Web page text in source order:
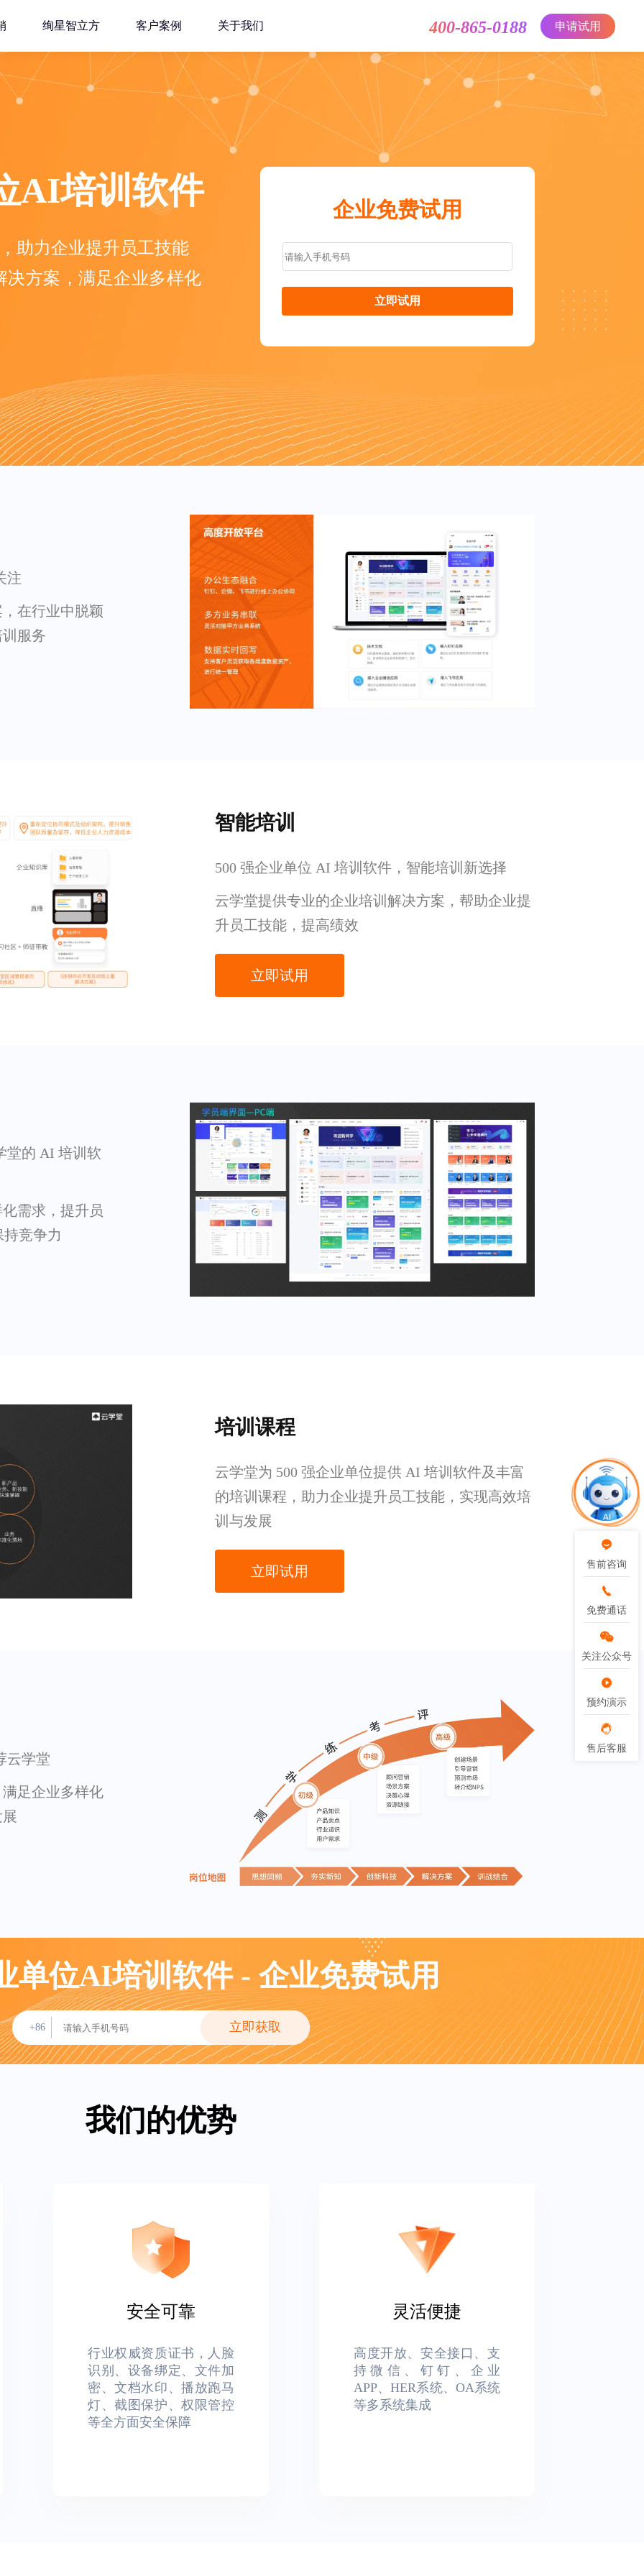
绚星智立方 客户案例 关于我们 400-865-0188 申请试用
售前咨询
免费通话
关注公众号
预约演示
售后客服
AI培训软件
助力企业提升员工技能
方案，满足企业多样化
企业免费试用
立即试用
注
在行业中脱颖
服务
智能培训
500 强企业单位 AI 培训软件，智能培训新选择
云学堂提供专业的企业培训解决方案，帮助企业提
升员工技能，提高绩效
立即试用
堂的 AI 培训软
需求，提升员
竞争力
培训课程
云学堂为 500 强企业单位提供 AI 培训软件及丰富
的培训课程，助力企业提升员工技能，实现高效培
训与发展
立即试用
云学堂
足企业多样化
单位AI培训软件 - 企业免费试用
+86 立即获取
我们的优势
安全可靠
行业权威资质证书，人脸
识别、设备绑定、文件加
密、文档水印、播放跑马
灯、截图保护、权限管控
等全方面安全保障
灵活便捷
高度开放、安全接口、支
持微信、钉钉、企业
APP、HER系统、OA系统
等多系统集成
售前咨询
免费通话
关注公众号
预约演示
售后客服